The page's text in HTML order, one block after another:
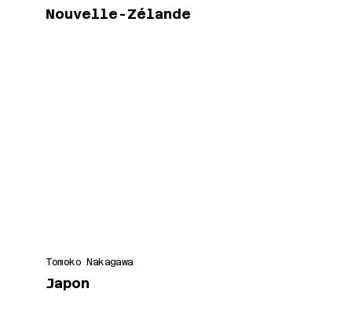
Nouvelle-Zélande
Tomoko Nakagawa
Japon